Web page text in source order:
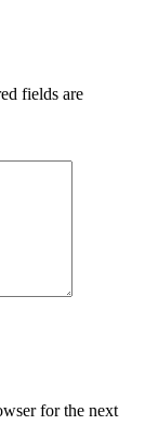
fields are
for the next